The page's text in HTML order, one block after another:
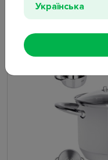
496₴
Українська